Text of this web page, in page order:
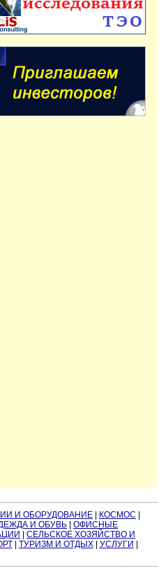
И ОБОРУДОВАНИЕ КОСМОС
И ОБУВЬ
ОФИСНЫЕ
СЕЛЬСКОЕ ХОЗЯЙСТВО И
| ТУРИЗМ И ОТДЫХ| УСЛУГИ